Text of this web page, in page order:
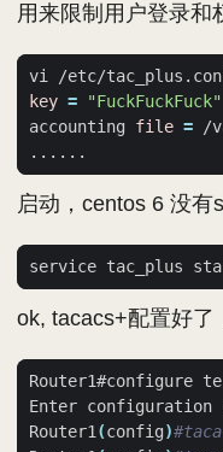
用来限制用户登录和
key =
"FuckFuckFuck"
accounting file =
启动，centos 6 没
ok, tacacs+配置好了
Router1 (config)